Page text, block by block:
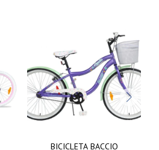
BICICLETA BACCIO